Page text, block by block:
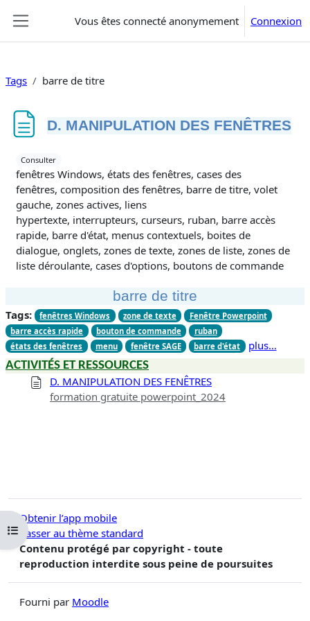
Vous êtes connecté anonymement Connexion
Ouvrir l’index du cours
Tags barre de titre
D. MANIPULATION DES FENÊTRES
Conditions d’achèvement
Consulter
fenêtres Windows, états des fenêtres, cases des
fenêtres, composition des fenêtres, barre de titre, volet
gauche, zones actives, liens
hypertexte, interrupteurs, curseurs, ruban, barre accès
rapide, barre d'état, menus contextuels, boites de
dialogue, onglets, zones de texte, zones de liste, zones de
liste déroulante, cases d'options, boutons de commande
barre de titre
Tags: fenêtres Windows zone de texte
Fenêtre Powerpoint
barre accès rapide
bouton de commande
ruban
états des fenêtres
menu fenêtre SAGE barre d'état plus…
ACTIVITÉS ET RESSOURCES
D. MANIPULATION DES FENÊTRES
formation gratuite powerpoint_2024
Obtenir l’app mobile
Passer au thème standard
Contenu protégé par copyright - toute
reproduction interdite sous peine de poursuites
Fourni par Moodle